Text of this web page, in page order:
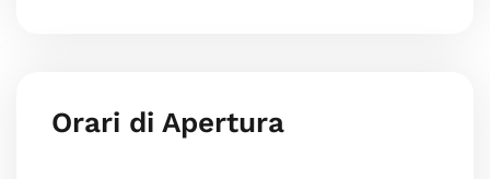
Orari di Apertura